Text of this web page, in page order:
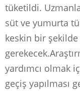
tüketildi.
süt ve yumurta
keskin bir şekilde
yardımcı olmak
geçiş yapılması